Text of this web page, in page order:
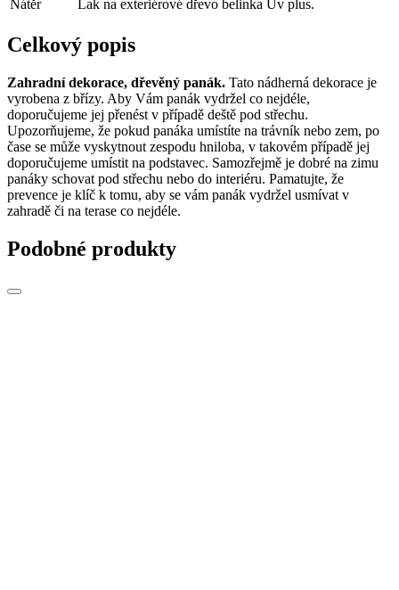
Nátěr
Lak na exteriérové ​​dřevo belinka Uv plus.
Celkový popis
Zahradní dekorace, dřevěný panák. Tato nádherná dekorace je
vyrobena z břízy. Aby Vám panák vydržel co nejdéle,
doporučujeme jej přenést v případě deště pod střechu.
Upozorňujeme, že pokud panáka umístíte na trávník nebo zem, po
čase se může vyskytnout zespodu hniloba, v takovém případě jej
doporučujeme umístit na podstavec. Samozřejmě je dobré na zimu
panáky schovat pod střechu nebo do interiéru. Pamatujte, že
prevence je klíč k tomu, aby se vám panák vydržel usmívat v
zahradě či na terase co nejdéle.
Podobné produkty